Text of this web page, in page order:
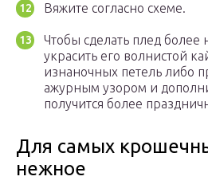
Вяжите согласно схеме.
Чтобы сделать плед
украсить его волнистой
изнаночных петель либо
ажурным узором и
получится более
Для самых
нежное